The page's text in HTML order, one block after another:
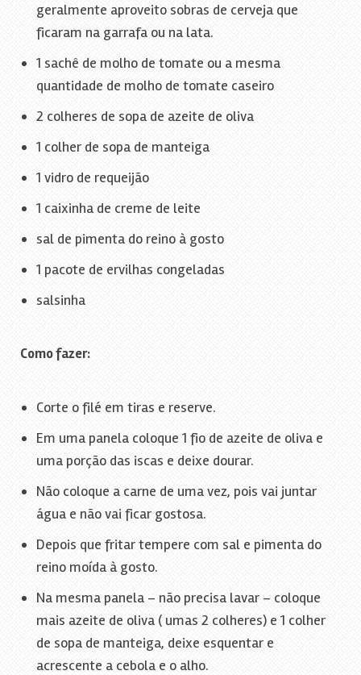
geralmente aproveito sobras de cerveja que
ficaram na garrafa ou na lata.
1 sachê de molho de tomate ou a mesma
quantidade de molho de tomate caseiro
2 colheres de sopa de azeite de oliva
1 colher de sopa de manteiga
1 vidro de requeijão
1 caixinha de creme de leite
sal de pimenta do reino à gosto
1 pacote de ervilhas congeladas
salsinha
Como fazer:
Corte o filé em tiras e reserve.
Em uma panela coloque 1 fio de azeite de oliva e
uma porção das iscas e deixe dourar.
Não coloque a carne de uma vez, pois vai juntar
água e não vai ficar gostosa.
Depois que fritar tempere com sal e pimenta do
reino moída à gosto.
Na mesma panela – não precisa lavar – coloque
mais azeite de oliva ( umas 2 colheres) e 1 colher
de sopa de manteiga, deixe esquentar e
acrescente a cebola e o alho.